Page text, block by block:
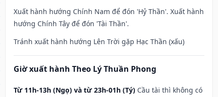
Xuất hành hướng Chính Nam để đón 'Hỷ Thần'. Xuất hành
hướng Chính Tây để đón 'Tài Thần'.
Tránh xuất hành hướng Lên Trời gặp Hạc Thần (xấu)
Giờ xuất hành Theo Lý Thuần Phong
Từ 11h-13h (Ngọ) và từ 23h-01h (Tý) Cầu tài thì không có